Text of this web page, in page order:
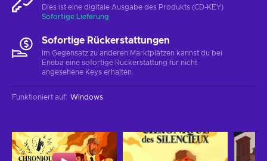
Dies ist eine digitale Ausgabe des Produkts (CD-KEY)
Sofortige Lieferung
Sofortige Rückerstattungen
Im Gegensatz zu anderen Marktplätzen kannst du bei
Eneba eine sofortige Rückerstattung für nicht
angesehene Keys erhalten.
Funktioniert auf: Windows